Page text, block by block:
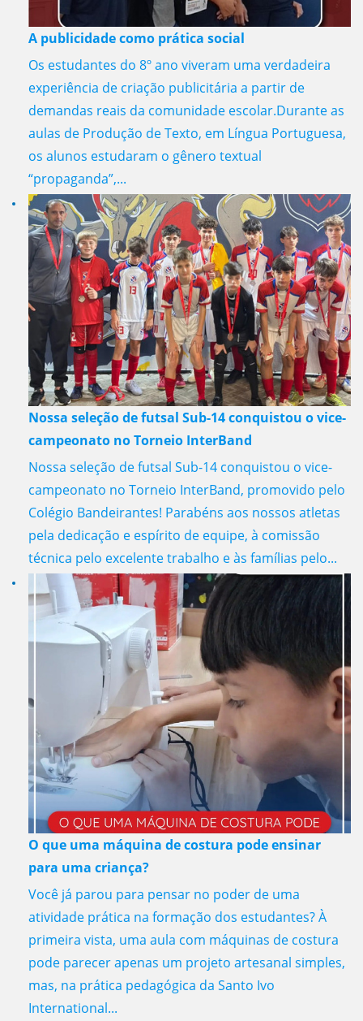
A publicidade como prática social
Os estudantes do 8º ano viveram uma verdadeira
experiência de criação publicitária a partir de
demandas reais da comunidade escolar.Durante as
aulas de Produção de Texto, em Língua Portuguesa,
os alunos estudaram o gênero textual
“propaganda”,...
Nossa seleção de futsal Sub-14 conquistou o vice-
campeonato no Torneio InterBand
Nossa seleção de futsal Sub-14 conquistou o vice-
campeonato no Torneio InterBand, promovido pelo
Colégio Bandeirantes! Parabéns aos nossos atletas
pela dedicação e espírito de equipe, à comissão
técnica pelo excelente trabalho e às famílias pelo...
O que uma máquina de costura pode ensinar
para uma criança?
Você já parou para pensar no poder de uma
atividade prática na formação dos estudantes? À
primeira vista, uma aula com máquinas de costura
pode parecer apenas um projeto artesanal simples,
mas, na prática pedagógica da Santo Ivo
International...